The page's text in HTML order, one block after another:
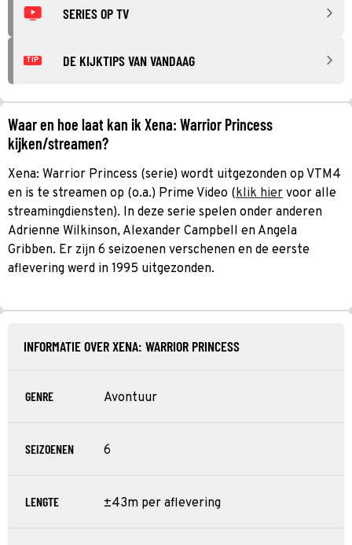
SERIES OP TV
TIP DE KIJKTIPS VAN VANDAAG
Waar en hoe laat kan ik Xena: Warrior Princess
kijken/streamen?
Xena: Warrior Princess (serie) wordt uitgezonden op VTM4
en is te streamen op (o.a.) Prime Video (klik hier voor alle
streamingdiensten). In deze serie spelen onder anderen
Adrienne Wilkinson, Alexander Campbell en Angela
Gribben. Er zijn 6 seizoenen verschenen en de eerste
aflevering werd in 1995 uitgezonden.
INFORMATIE OVER XENA: WARRIOR PRINCESS
GENRE Avontuur
SEIZOENEN 6
LENGTE ±43m per aflevering